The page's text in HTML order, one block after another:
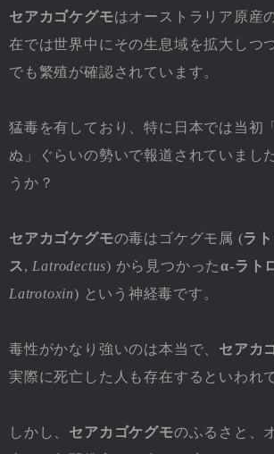
セアカゴケグモはオーストラリア原産
在では世界中にその生息域を拡大しつ
でも繁殖が確認されています。
猛毒を有しており、特に日本では当初
ぬ」ぐらいの勢いで報道されていまし
うか？
セアカゴケグモの毒はゴケグモ属 (ラ
ス , Latrodectus) から見つかったα-ラト
Latrotoxin) という神経毒です。
毒性がかなり強いのは本当で、 セアカ
実際に死亡した人も存在するといわれ
しかし、 セアカゴケグモのふるさと、